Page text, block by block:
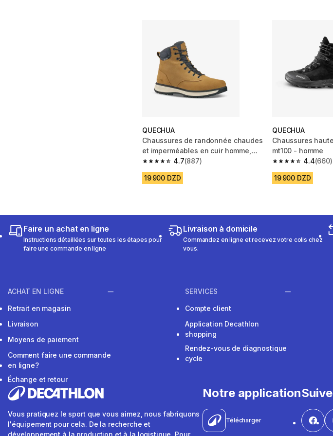
QUECHUA
Chaussures de randonnée chaudes
et imperméables en cuir homme,
NH500 marron
4.7
4.7 out of 5 stars from 887 reviews
(887)
19 900 DZD
QUECHUA
Chaussures
mt100 - homme
4.4
4.4 out of 5 stars
(660)
19 900 DZD
Faire un achat en ligne
Instructions détaillées sur toutes les étapes pour
faire une commande en ligne
Livraison à domicile
Commandez en ligne et recevez votre colis chez
vous.
ACHAT EN LIGNE
Retrait en magasin
Livraison
Moyens de paiement
Comment faire une commande
en ligne?
Échange et retour
SERVICES
Compte client
Application Decathlon
shopping
Rendez-vous de diagnostique
cycle
Vous pratiquez le sport que vous aimez, nous fabriquons
l'équipement pour cela. De la recherche et
développement à la production et à la logistique. Pour
Notre application
Télécharger